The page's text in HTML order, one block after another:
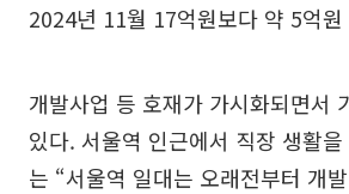
2024년 11월 17억원보다 약 5억
개발사업 등 호재가 가시화되면서
있다. 서울역 인근에서 직장 생활
는 “서울역 일대는 오래전부터 개